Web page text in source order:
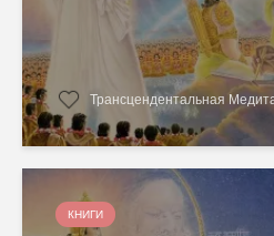
Трансцендентальная
КНИГИ